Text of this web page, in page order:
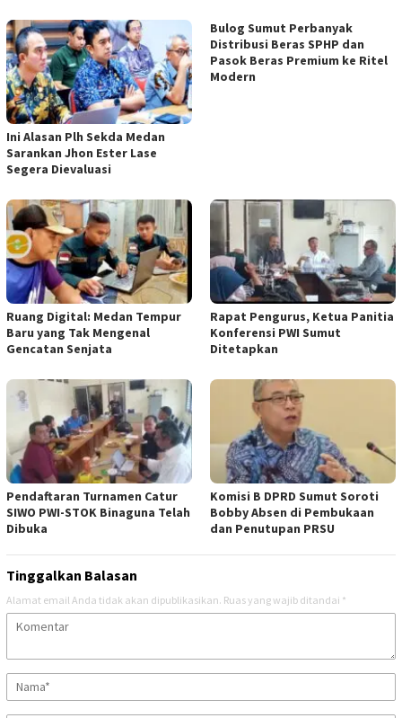
Ini Alasan Plh Sekda Medan
Sarankan Jhon Ester Lase
Segera Dievaluasi
Bulog Sumut Perbanyak
Distribusi Beras SPHP dan
Pasok Beras Premium ke Ritel
Modern
Ruang Digital: Medan Tempur
Baru yang Tak Mengenal
Gencatan Senjata
Rapat Pengurus, Ketua Panitia
Konferensi PWI Sumut
Ditetapkan
Pendaftaran Turnamen Catur
SIWO PWI-STOK Binaguna Telah
Dibuka
Komisi B DPRD Sumut Soroti
Bobby Absen di Pembukaan
dan Penutupan PRSU
Tinggalkan Balasan
Alamat email Anda tidak akan dipublikasikan. Ruas yang wajib ditandai *